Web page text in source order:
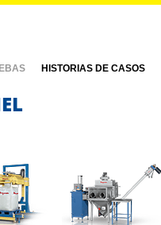
HISTORIAS DE CASOS